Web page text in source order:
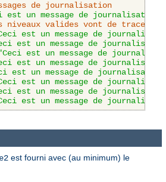
de journalisation
est un message de journalisation
niveaux valides vont de trace1 à
est un message de
est un message de
est un message de
est un message de
est un message de
est un message de
est un message de
est un message de
est fourni avec (au minimum) le